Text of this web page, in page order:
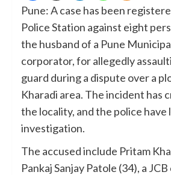
Pune: A case has been
Police Station against eight
the husband of a Pune
corporator, for allegedly
guard during a dispute over a
Kharadi area. The incident has
the locality, and the police have
investigation.
The accused include Pritam
Pankaj Sanjay Patole (34), a